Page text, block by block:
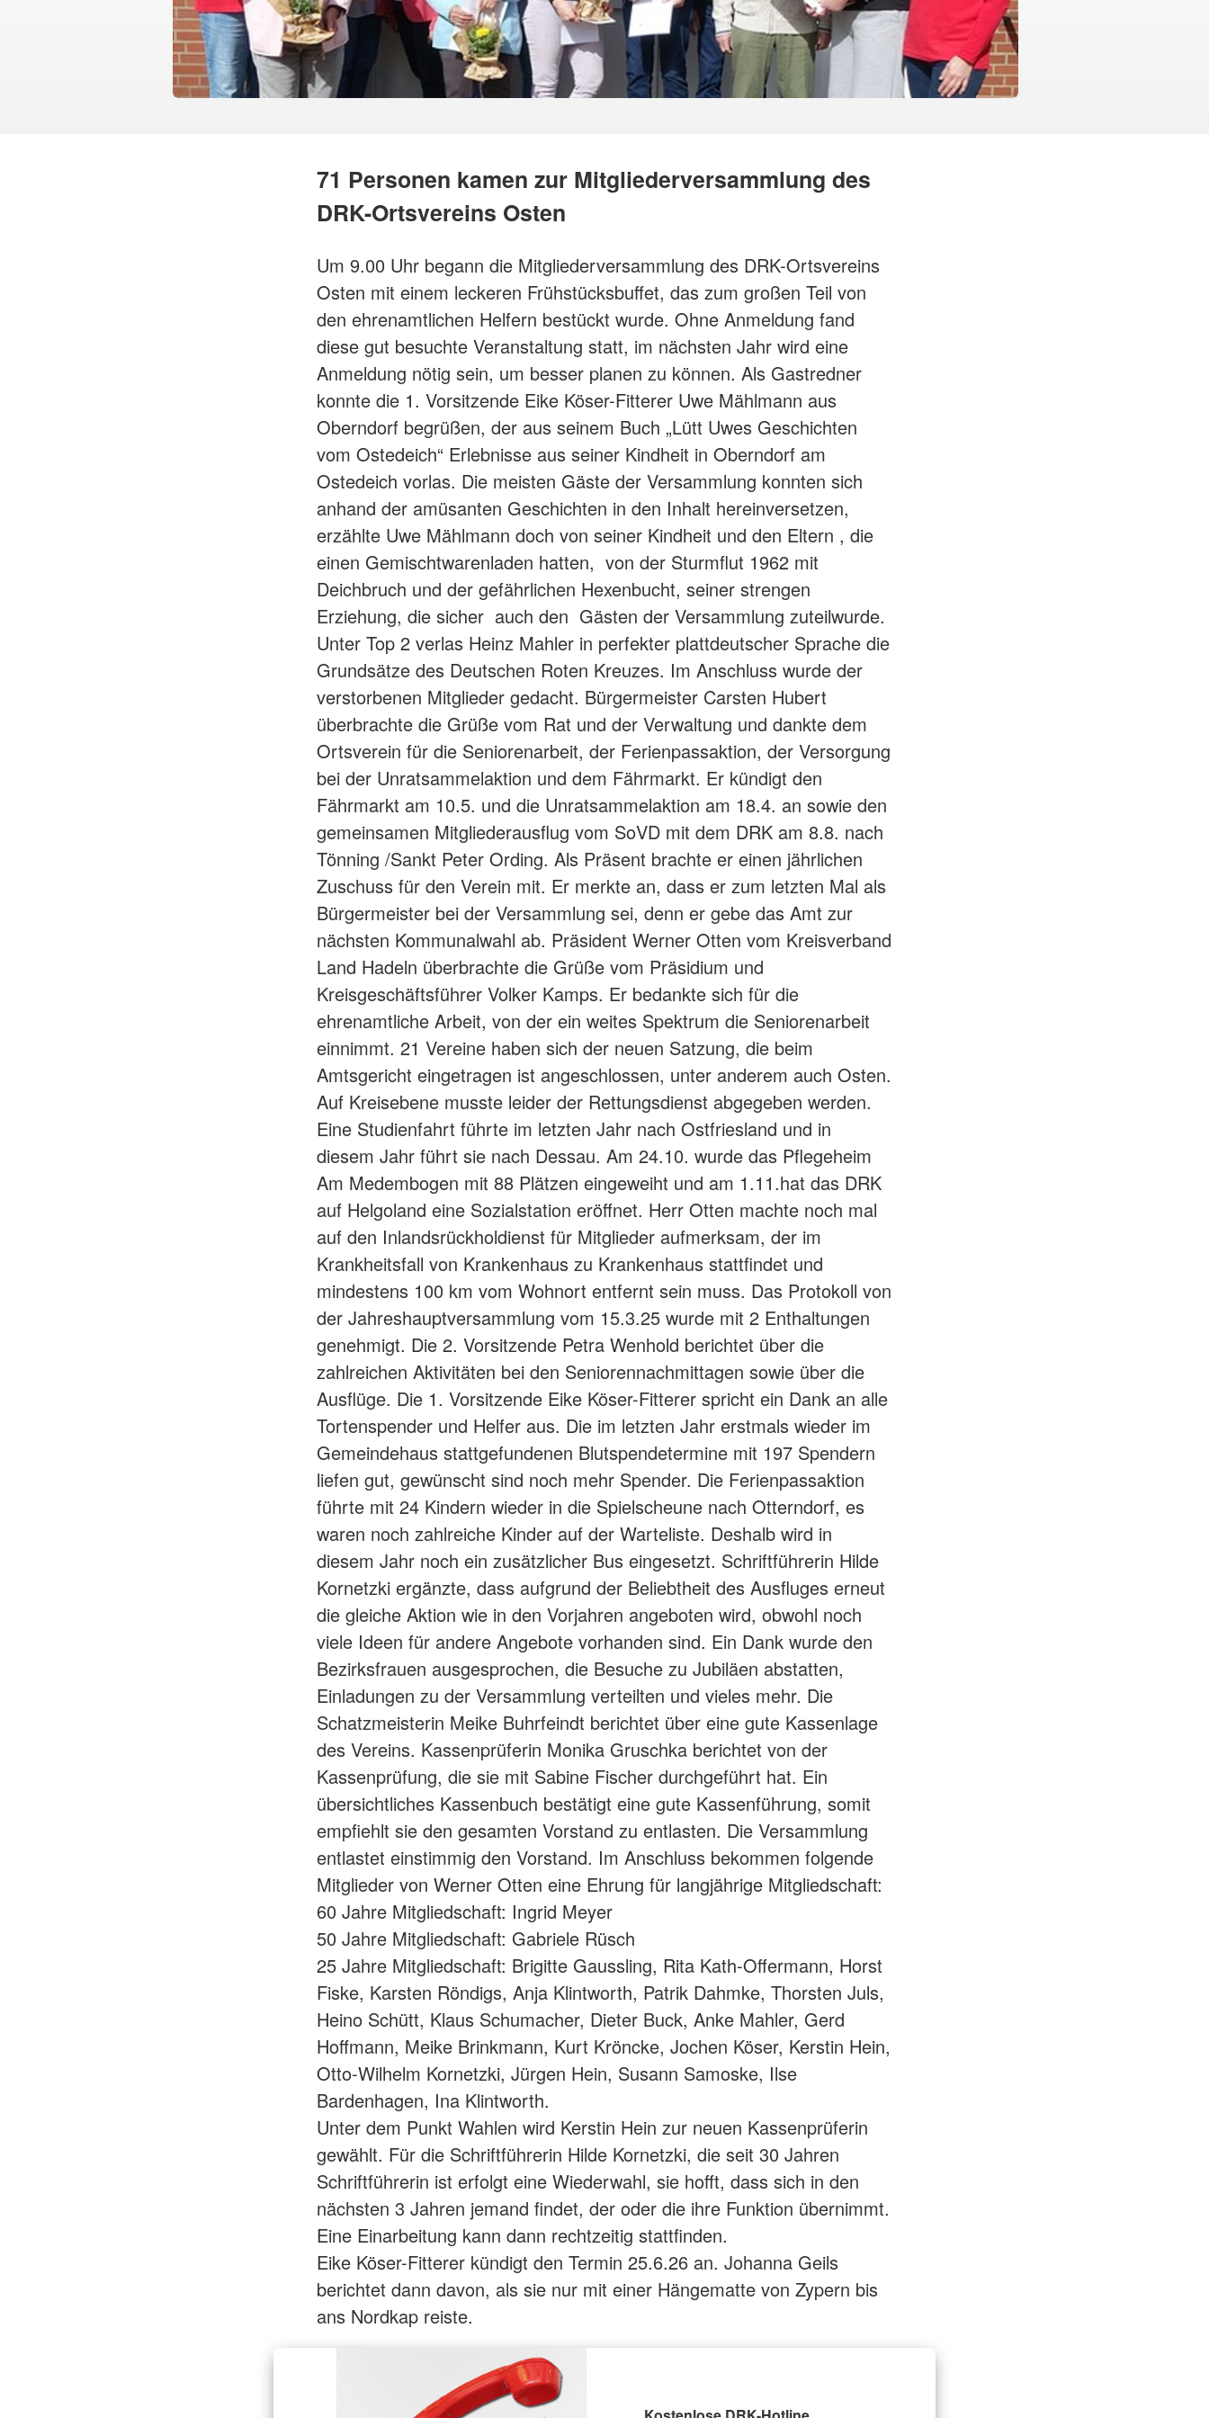
71 Personen kamen zur Mitgliederversammlung des
DRK-Ortsvereins Osten
Um 9.00 Uhr begann die Mitgliederversammlung des DRK-Ortsvereins
Osten mit einem leckeren Frühstücksbuffet, das zum großen Teil von
den ehrenamtlichen Helfern bestückt wurde. Ohne Anmeldung fand
diese gut besuchte Veranstaltung statt, im nächsten Jahr wird eine
Anmeldung nötig sein, um besser planen zu können. Als Gastredner
konnte die 1. Vorsitzende Eike Köser-Fitterer Uwe Mählmann aus
Oberndorf begrüßen, der aus seinem Buch „Lütt Uwes Geschichten
vom Ostedeich“ Erlebnisse aus seiner Kindheit in Oberndorf am
Ostedeich vorlas. Die meisten Gäste der Versammlung konnten sich
anhand der amüsanten Geschichten in den Inhalt hereinversetzen,
erzählte Uwe Mählmann doch von seiner Kindheit und den Eltern , die
einen Gemischtwarenladen hatten, von der Sturmflut 1962 mit
Deichbruch und der gefährlichen Hexenbucht, seiner strengen
Erziehung, die sicher auch den Gästen der Versammlung zuteilwurde.
Unter Top 2 verlas Heinz Mahler in perfekter plattdeutscher Sprache die
Grundsätze des Deutschen Roten Kreuzes. Im Anschluss wurde der
verstorbenen Mitglieder gedacht. Bürgermeister Carsten Hubert
überbrachte die Grüße vom Rat und der Verwaltung und dankte dem
Ortsverein für die Seniorenarbeit, der Ferienpassaktion, der Versorgung
bei der Unratsammelaktion und dem Fährmarkt. Er kündigt den
Fährmarkt am 10.5. und die Unratsammelaktion am 18.4. an sowie den
gemeinsamen Mitgliederausflug vom SoVD mit dem DRK am 8.8. nach
Tönning /Sankt Peter Ording. Als Präsent brachte er einen jährlichen
Zuschuss für den Verein mit. Er merkte an, dass er zum letzten Mal als
Bürgermeister bei der Versammlung sei, denn er gebe das Amt zur
nächsten Kommunalwahl ab. Präsident Werner Otten vom Kreisverband
Land Hadeln überbrachte die Grüße vom Präsidium und
Kreisgeschäftsführer Volker Kamps. Er bedankte sich für die
ehrenamtliche Arbeit, von der ein weites Spektrum die Seniorenarbeit
einnimmt. 21 Vereine haben sich der neuen Satzung, die beim
Amtsgericht eingetragen ist angeschlossen, unter anderem auch Osten.
Auf Kreisebene musste leider der Rettungsdienst abgegeben werden.
Eine Studienfahrt führte im letzten Jahr nach Ostfriesland und in
diesem Jahr führt sie nach Dessau. Am 24.10. wurde das Pflegeheim
Am Medembogen mit 88 Plätzen eingeweiht und am 1.11.hat das DRK
auf Helgoland eine Sozialstation eröffnet. Herr Otten machte noch mal
auf den Inlandsrückholdienst für Mitglieder aufmerksam, der im
Krankheitsfall von Krankenhaus zu Krankenhaus stattfindet und
mindestens 100 km vom Wohnort entfernt sein muss. Das Protokoll von
der Jahreshauptversammlung vom 15.3.25 wurde mit 2 Enthaltungen
genehmigt. Die 2. Vorsitzende Petra Wenhold berichtet über die
zahlreichen Aktivitäten bei den Seniorennachmittagen sowie über die
Ausflüge. Die 1. Vorsitzende Eike Köser-Fitterer spricht ein Dank an alle
Tortenspender und Helfer aus. Die im letzten Jahr erstmals wieder im
Gemeindehaus stattgefundenen Blutspendetermine mit 197 Spendern
liefen gut, gewünscht sind noch mehr Spender. Die Ferienpassaktion
führte mit 24 Kindern wieder in die Spielscheune nach Otterndorf, es
waren noch zahlreiche Kinder auf der Warteliste. Deshalb wird in
diesem Jahr noch ein zusätzlicher Bus eingesetzt. Schriftführerin Hilde
Kornetzki ergänzte, dass aufgrund der Beliebtheit des Ausfluges erneut
die gleiche Aktion wie in den Vorjahren angeboten wird, obwohl noch
viele Ideen für andere Angebote vorhanden sind. Ein Dank wurde den
Bezirksfrauen ausgesprochen, die Besuche zu Jubiläen abstatten,
Einladungen zu der Versammlung verteilten und vieles mehr. Die
Schatzmeisterin Meike Buhrfeindt berichtet über eine gute Kassenlage
des Vereins. Kassenprüferin Monika Gruschka berichtet von der
Kassenprüfung, die sie mit Sabine Fischer durchgeführt hat. Ein
übersichtliches Kassenbuch bestätigt eine gute Kassenführung, somit
empfiehlt sie den gesamten Vorstand zu entlasten. Die Versammlung
entlastet einstimmig den Vorstand. Im Anschluss bekommen folgende
Mitglieder von Werner Otten eine Ehrung für langjährige Mitgliedschaft:
60 Jahre Mitgliedschaft: Ingrid Meyer
50 Jahre Mitgliedschaft: Gabriele Rüsch
25 Jahre Mitgliedschaft: Brigitte Gaussling, Rita Kath-Offermann, Horst
Fiske, Karsten Röndigs, Anja Klintworth, Patrik Dahmke, Thorsten Juls,
Heino Schütt, Klaus Schumacher, Dieter Buck, Anke Mahler, Gerd
Hoffmann, Meike Brinkmann, Kurt Kröncke, Jochen Köser, Kerstin Hein,
Otto-Wilhelm Kornetzki, Jürgen Hein, Susann Samoske, Ilse
Bardenhagen, Ina Klintworth.
Unter dem Punkt Wahlen wird Kerstin Hein zur neuen Kassenprüferin
gewählt. Für die Schriftführerin Hilde Kornetzki, die seit 30 Jahren
Schriftführerin ist erfolgt eine Wiederwahl, sie hofft, dass sich in den
nächsten 3 Jahren jemand findet, der oder die ihre Funktion übernimmt.
Eine Einarbeitung kann dann rechtzeitig stattfinden.
Eike Köser-Fitterer kündigt den Termin 25.6.26 an. Johanna Geils
berichtet dann davon, als sie nur mit einer Hängematte von Zypern bis
ans Nordkap reiste.